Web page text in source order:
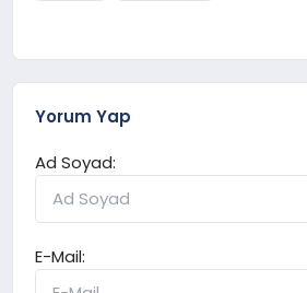
Yorum Yap
Ad Soyad:
E-Mail: